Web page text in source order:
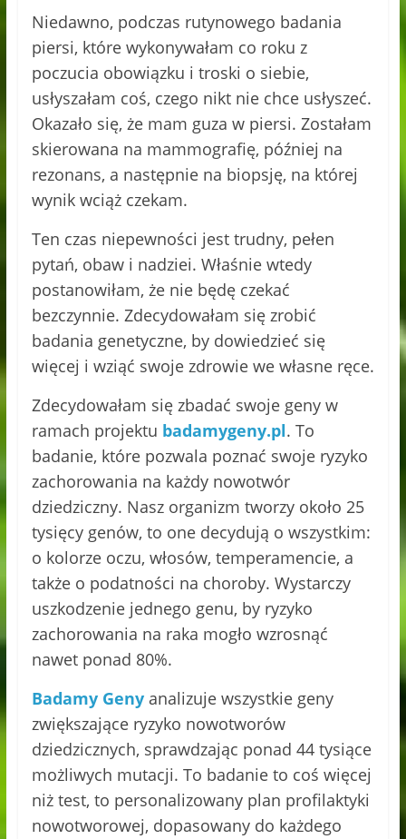
Niedawno, podczas rutynowego badania
piersi, które wykonywałam co roku z
poczucia obowiązku i troski o siebie,
usłyszałam coś, czego nikt nie chce usłyszeć.
Okazało się, że mam guza w piersi. Zostałam
skierowana na mammografię, później na
rezonans, a następnie na biopsję, na której
wynik wciąż czekam.
Ten czas niepewności jest trudny, pełen
pytań, obaw i nadziei. Właśnie wtedy
postanowiłam, że nie będę czekać
bezczynnie. Zdecydowałam się zrobić
badania genetyczne, by dowiedzieć się
więcej i wziąć swoje zdrowie we własne ręce.
Zdecydowałam się zbadać swoje geny w
ramach projektu badamygeny.pl. To
badanie, które pozwala poznać swoje ryzyko
zachorowania na każdy nowotwór
dziedziczny. Nasz organizm tworzy około 25
tysięcy genów, to one decydują o wszystkim:
o kolorze oczu, włosów, temperamencie, a
także o podatności na choroby. Wystarczy
uszkodzenie jednego genu, by ryzyko
zachorowania na raka mogło wzrosnąć
nawet ponad 80%.
Badamy Genyanalizuje wszystkie geny
zwiększające ryzyko nowotworów
dziedzicznych, sprawdzając ponad 44 tysiące
możliwych mutacji. To badanie to coś więcej
niż test, to personalizowany plan profilaktyki
nowotworowej, dopasowany do każdego